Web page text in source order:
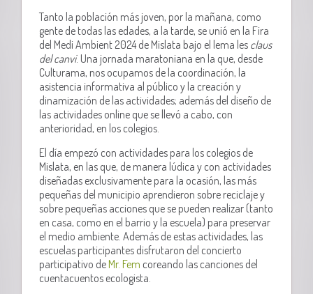
Tanto la población más joven, por la mañana, como
gente de todas las edades, a la tarde, se unió en la Fira
del Medi Ambient 2024 de Mislata bajo el lema les claus
del canvi. Una jornada maratoniana en la que, desde
Culturama, nos ocupamos de la coordinación, la
asistencia informativa al público y la creación y
dinamización de las actividades; además del diseño de
las actividades online que se llevó a cabo, con
anterioridad, en los colegios.
El día empezó con actividades para los colegios de
Mislata, en las que, de manera lúdica y con actividades
diseñadas exclusivamente para la ocasión, las más
pequeñas del municipio aprendieron sobre reciclaje y
sobre pequeñas acciones que se pueden realizar (tanto
en casa, como en el barrio y la escuela) para preservar
el medio ambiente. Además de estas actividades, las
escuelas participantes disfrutaron del concierto
participativo deMr. Fem coreando las canciones del
cuentacuentos ecologista.